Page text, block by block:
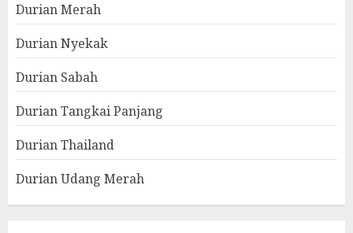
Durian Merah
Durian Nyekak
Durian Sabah
Durian Tangkai Panjang
Durian Thailand
Durian Udang Merah